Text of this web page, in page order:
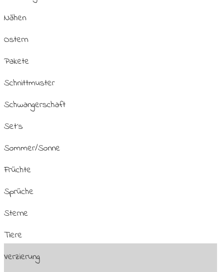
Nähen
Ostern
Pakete
Schnittmuster
Schwangerschaft
Set´s
Sommer/Sonne
Früchte
Sprüche
Sterne
Tiere
Verzierung